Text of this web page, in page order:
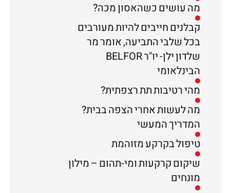
מה עושים כשהאסון מכה?
קבלנים חייבים להיות מעורבים
בכל שלבי התביעה, אומר מר
שלדון ילן- יו"ר BELFOR
הבינלאומי
מהי רטיבות תת רצפתית?
מה לעשות אחרי הצפה בבית?
המדריך המעשי
טיפול בקרקע מזוהמת
שיקום קרקעות ומי-תהום – מילון
מונחים